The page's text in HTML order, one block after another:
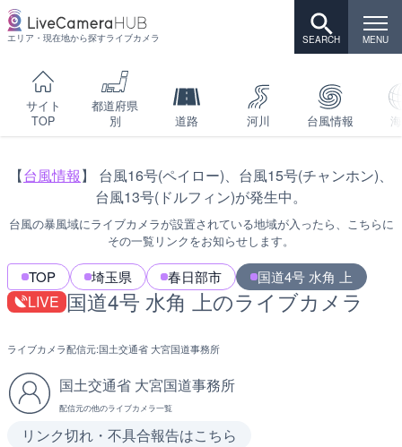
エリア・現在地から探すライブカメラ
サイト
TOP
都道府県
別
道路 河川 台風情報
【台風情報】 台風16号(ペイロー)、台風15号(チャンホン)、
台風13号(ドルフィン)が発生中。
台風の暴風域にライブカメラが設置されている地域が入ったら、こちらに
その一覧リンクをお知らせします。
TOP 埼玉県 春日部市 国道4号 水角 上
LIVE 国道4号 水角 上のライブカメラ
ライブカメラ配信元:国土交通省 大宮国道事務所
国土交通省 大宮国道事務所
配信元の他のライブカメラ一覧
リンク切れ・不具合報告はこちら